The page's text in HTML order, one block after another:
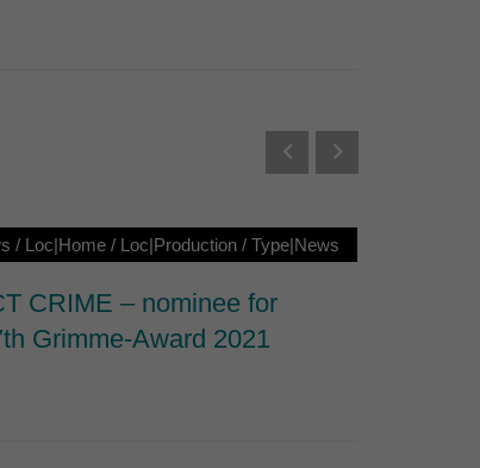
/ Loc|Home/ Loc|Production/ Type|News
CRIME – nominee for
Grimme-Award 2021
Medien